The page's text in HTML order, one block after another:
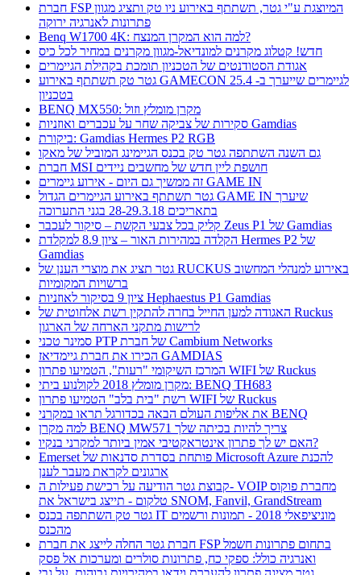
חברת FSP המיוצגת ע"י גטר, תשתתף באירוע ניו טק ותציג מגוון
פתרונות לאנרגיה ירוקה
Benq W1700 4K: למה הוא המקרן המנצח?
חדש! קטלוג מקרנים למונדיאל-מגוון מקרנים במחיר לכל כיס
אגודת הסטודנטים של הטכניון תומכת בקהילת הגיימרים
גטר טק תשתתף באירוע GAMECON לגיימרים שייערך ב- 25.4
בטכניון
BENQ MX550: מקרן מומלץ וזול
סקירות של צביקה שחר על עכברים ואוזניות Gamdias
ביקורת: Gamdias Hermes P2 RGB
גם השנה השתתפה גטר טק בכנס הגיימינג המוביל של מאקו
חברת MSI חושפת ליין חדש של מחשבים ניידים
זה ממשיך גם היום - אירוע גיימרים GAME IN
גטר תשתתף באירוע הגיימרים הגדול GAME IN שיערך
בתאריכים 28-29.3.18 בגני התערוכה
קליק בכל צבעי הקשת – סיקור לעכבר Zeus P1 של Gamdias
הקלדה במהירות האור – ציון 8.9 למקלדת Hermes P2 של
Gamdias
גטר תציג את מוצרי הענן של RUCKUS באירוע למנהלי המחשוב
ברשויות המקומיות
ציון 9 בסיקור לאוזניות Hephaestus P1 Gamdias
האגודה למען החייל בחרה להתקין רשת אלחוטית של Ruckus
לרישות מתקני הארחה של הארגון
סמינר טכני PTP של חברת Cambium Networks
הכירו את חברת גיימדיאז GAMDIAS
המרכז השיקומי "רעות", הטמיעו פתרון WIFI של Ruckus
מקרן מומלץ 2018 לקולנוע ביתי: BENQ TH683
רשת "בית בלב" הטמיעו פתרון WIFI של Ruckus
את אליפות העולם הבאה בכדורגל תראו במקרני BENQ
למה מקרן BENQ MW571 צריך להיות בכיתה שלך
האם יש לך פתרון אינטראקטיבי אמין ביותר למקרני בנקיו?
Emerset פותחת בסדרת סדנאות של Microsoft Azure להכנת
ארגונים לקראת מעבר לענן
קבוצת גטר הודיעה על רכישת פעילות ה- VOIP מחברת פוקוס
טלקום - תייצג בישראל את SNOM, Fanvil, GrandStream
גטר טק השתתפה בכנס IT מוניציפאלי 2018 - תמונות ורשמים
מהכנס
חברת גטר החלה לייצג את חברת FSP בתחום פתרונות חשמל
ואנרגיה כולל: ספקי כח, פתרונות סולרים ומערכות אל פסק